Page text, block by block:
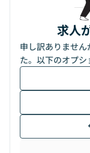
求人
申し訳ありませ
た。以下のオプシ